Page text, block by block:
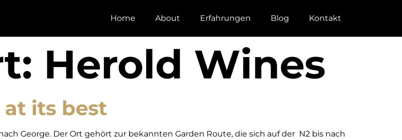
Home About Erfahrungen Blog Kontakt
Herold Wines
at its best
George. Der Ort gehört zur bekannten Garden Route, die sich auf der N2 bis nach